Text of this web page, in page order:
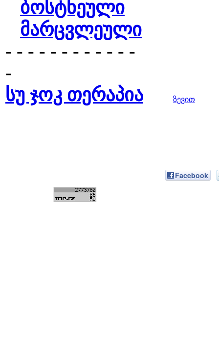
ბოსტნეული
მარცვლეული
- - - - - - - - - - - -
-
სუ ჯოკ თერაპია
ზევით
Facebook